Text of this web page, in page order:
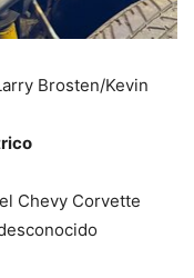
Brosten/Kevin
Chevy Corvette